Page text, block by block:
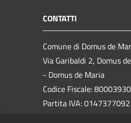
CONTATTI
Comune di Domus de
Via Garibaldi 2, Domus
- Domus de Maria
Codice Fiscale:
Partita IVA: